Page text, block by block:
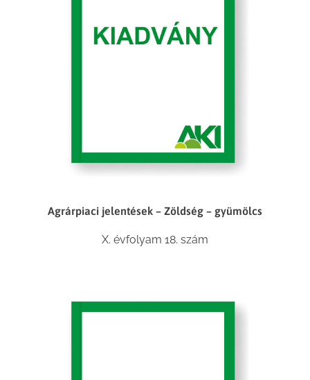
Agrárpiaci jelentések – Zöldség – gyümölcs
X. évfolyam 18. szám